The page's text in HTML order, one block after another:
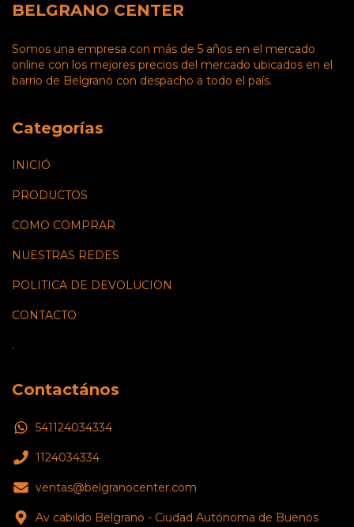
BELGRANO CENTER
Somos una empresa con más de 5 años en el mercado
online con los mejores precios del mercado ubicados en el
barrio de Belgrano con despacho a todo el país.
Categorías
INICIÓ
PRODUCTOS
COMO COMPRAR
NUESTRAS REDES
POLITICA DE DEVOLUCION
CONTACTO
.
Contactános
541124034334
1124034334
ventas@belgranocenter.com
Av cabildo Belgrano - Ciudad Autónoma de Buenos